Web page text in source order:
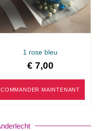
1 rose bleu
€ 7,00
COMMANDER MAINTENANT